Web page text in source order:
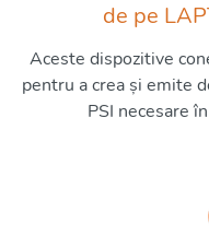
de pe
Aceste dispozitive
pentru a crea și emite
PSI necesare